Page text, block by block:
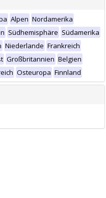
Alpen Nordamerika
Südhemisphäre Südamerika
Niederlande Frankreich
Großbritannien Belgien
Osteuropa Finnland